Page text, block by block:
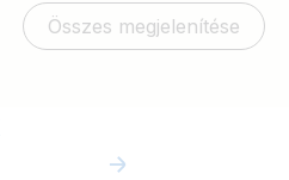
Összes megjelenítése